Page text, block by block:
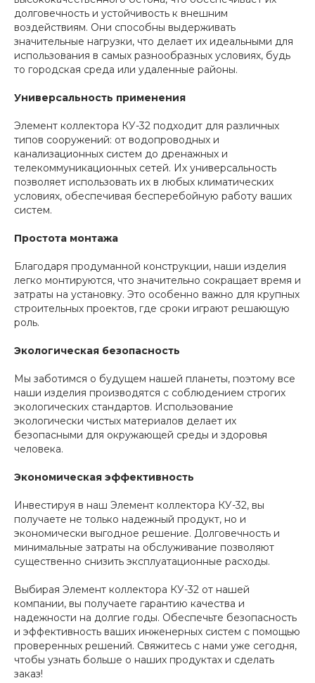
долговечность и устойчивость к внешним
воздействиям. Они способны выдерживать
значительные нагрузки, что делает их идеальными для
использования в самых разнообразных условиях, будь
то городская среда или удаленные районы.
Универсальность применения
Элемент коллектора КУ-32 подходит для различных
типов сооружений: от водопроводных и
канализационных систем до дренажных и
телекоммуникационных сетей. Их универсальность
позволяет использовать их в любых климатических
условиях, обеспечивая бесперебойную работу ваших
систем.
Простота монтажа
Благодаря продуманной конструкции, наши изделия
легко монтируются, что значительно сокращает время и
затраты на установку. Это особенно важно для крупных
строительных проектов, где сроки играют решающую
роль.
Экологическая безопасность
Мы заботимся о будущем нашей планеты, поэтому все
наши изделия производятся с соблюдением строгих
экологических стандартов. Использование
экологически чистых материалов делает их
безопасными для окружающей среды и здоровья
человека.
Экономическая эффективность
Инвестируя в наш Элемент коллектора КУ-32, вы
получаете не только надежный продукт, но и
экономически выгодное решение. Долговечность и
минимальные затраты на обслуживание позволяют
существенно снизить эксплуатационные расходы.
Выбирая Элемент коллектора КУ-32 от нашей
компании, вы получаете гарантию качества и
надежности на долгие годы. Обеспечьте безопасность
и эффективность ваших инженерных систем с помощью
проверенных решений. Свяжитесь с нами уже сегодня,
чтобы узнать больше о наших продуктах и сделать
заказ!